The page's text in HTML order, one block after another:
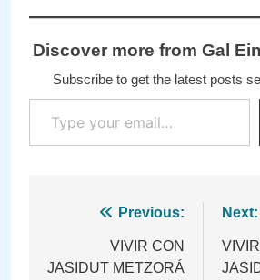
Discover more from Gal
Subscribe to get the latest posts
Type your email…
Navegación
Previous:
VIVIR CON
JASIDUT METZORÁ
Next: